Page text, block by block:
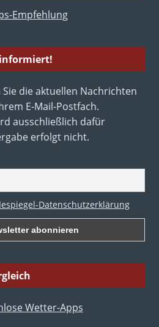
die aktuellen Nachrichten
E-Mail-Postfach.
ausschließlich dafür
erfolgt nicht.
Datenschutzerklärung